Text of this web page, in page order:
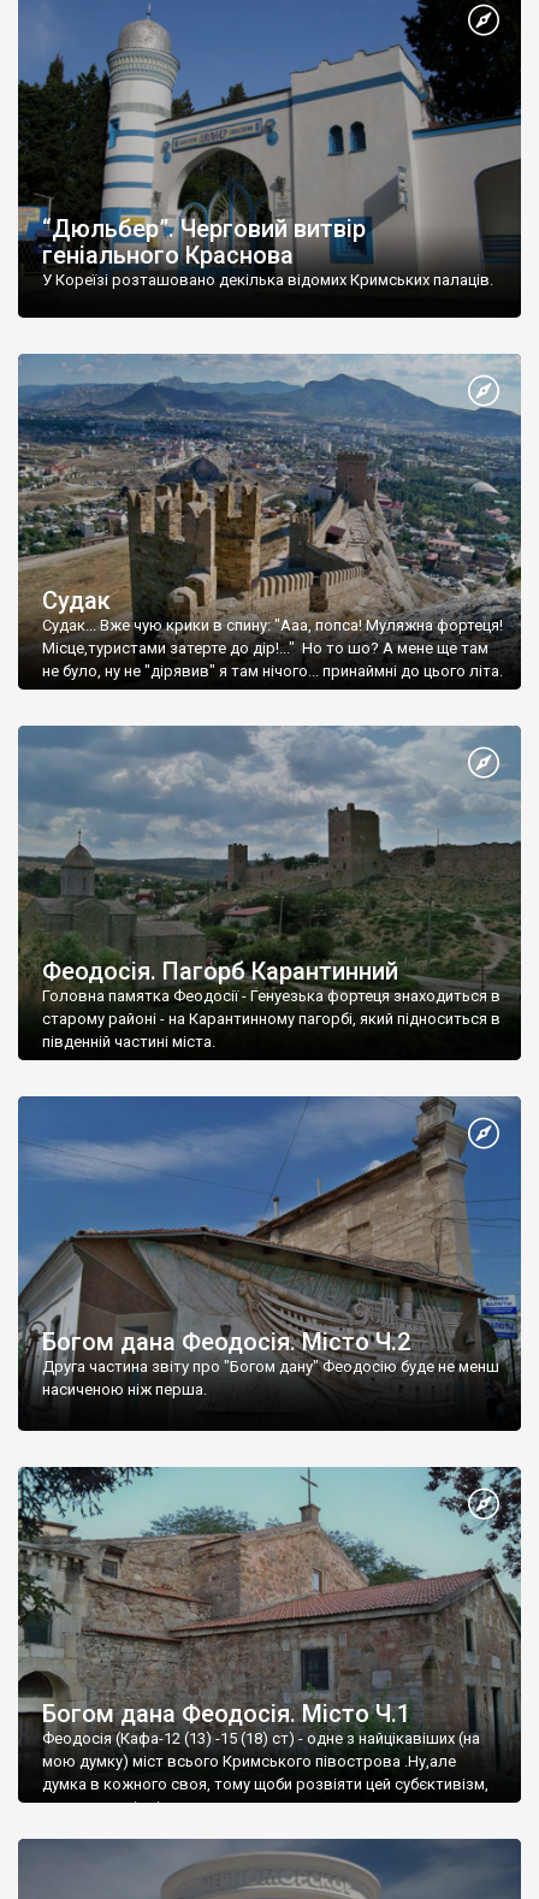
“Дюльбер”. Черговий витвір
геніального Краснова
У Кореїзі розташовано декілька відомих Кримських палаців.
Судак
Судак... Вже чую крики в спину: "Ааа, попса! Муляжна фортеця!
Місце,туристами затерте до дір!..." Но то шо? А мене ще там
не було, ну не "дірявив" я там нічого... принаймні до цього літа.
Феодосія. Пагорб Карантинний
Головна памятка Феодосії - Генуезька фортеця знаходиться в
старому районі - на Карантинному пагорбі, який підноситься в
південній частині міста.
Богом дана Феодосія. Місто Ч.2
Друга частина звіту про "Богом дану" Феодосію буде не менш
насиченою ніж перша.
Богом дана Феодосія. Місто Ч.1
Феодосія (Кафа-12 (13) -15 (18) ст) - одне з найцікавіших (на
мою думку) міст всього Кримського півострова .Ну,але
думка в кожного своя, тому щоби розвіяти цей субєктивізм,
запрошую відвідати це